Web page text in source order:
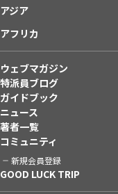
アジア
アフリカ
ウェブマガジン
特派員ブログ
ガイドブック
ニュース
著者一覧
コミュニティ
新規会員登録
GOOD LUCK TRIP